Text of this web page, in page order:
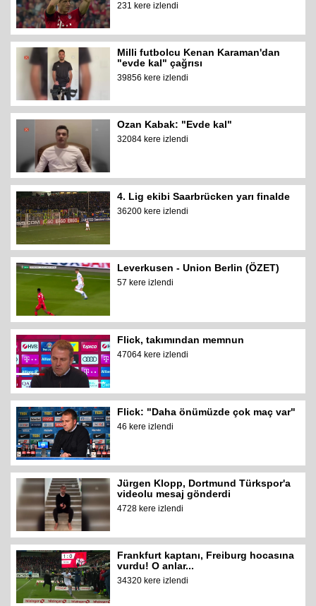
231 kere izlendi
Milli futbolcu Kenan Karaman'dan
"evde kal" çağrısı
39856 kere izlendi
Ozan Kabak: "Evde kal"
32084 kere izlendi
4. Lig ekibi Saarbrücken yarı finalde
36200 kere izlendi
Leverkusen - Union Berlin (ÖZET)
57 kere izlendi
Flick, takımından memnun
47064 kere izlendi
Flick: "Daha önümüzde çok maç var"
46 kere izlendi
Jürgen Klopp, Dortmund Türkspor'a
videolu mesaj gönderdi
4728 kere izlendi
Frankfurt kaptanı, Freiburg hocasına
vurdu! O anlar...
34320 kere izlendi